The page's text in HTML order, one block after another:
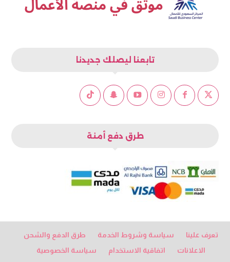
تابعنا ليصلك جديدنا
طرق دفع أمنة
تعرف علينا سياسة وشروط الخدمة
طرق الدفع والشحن
الاعلانات
اتفاقية الاستخدام
سياسة الخصوصية